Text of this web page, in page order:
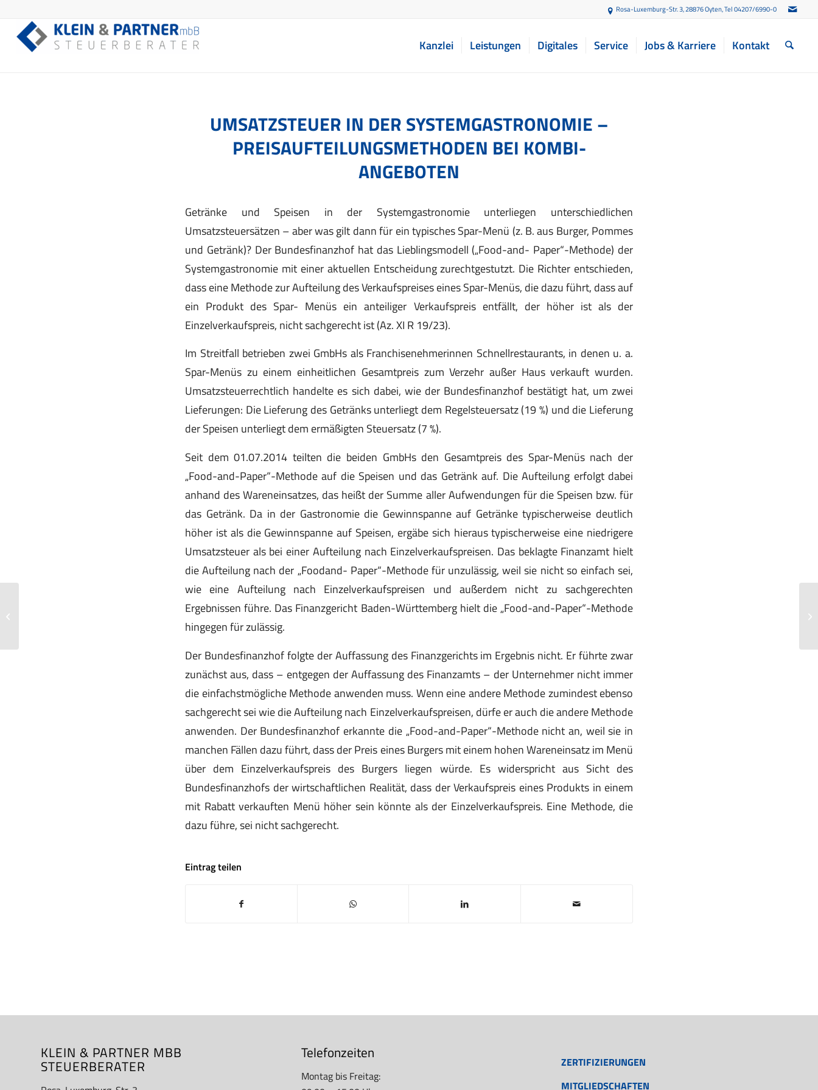
Rosa-Luxemburg-Str. 3, 28876 Oyten, Tel 04207/6990-0
Kanzlei Leistungen Digitales Service Jobs & Karriere Kontakt
UMSATZSTEUER IN DER SYSTEMGASTRONOMIE –
PREISAUFTEILUNGSMETHODEN BEI KOMBI-
ANGEBOTEN
Getränke und Speisen in der Systemgastronomie unterliegen unterschiedlichen
Umsatzsteuersätzen – aber was gilt dann für ein typisches Spar-Menü (z. B. aus Burger, Pommes
und Getränk)? Der Bundesfinanzhof hat das Lieblingsmodell („Food-and- Paper“-Methode) der
Systemgastronomie mit einer aktuellen Entscheidung zurechtgestutzt. Die Richter entschieden,
dass eine Methode zur Aufteilung des Verkaufspreises eines Spar-Menüs, die dazu führt, dass auf
ein Produkt des Spar- Menüs ein anteiliger Verkaufspreis entfällt, der höher ist als der
Einzelverkaufspreis, nicht sachgerecht ist (Az. XI R 19/23).
Im Streitfall betrieben zwei GmbHs als Franchisenehmerinnen Schnellrestaurants, in denen u. a.
Spar-Menüs zu einem einheitlichen Gesamtpreis zum Verzehr außer Haus verkauft wurden.
Umsatzsteuerrechtlich handelte es sich dabei, wie der Bundesfinanzhof bestätigt hat, um zwei
Lieferungen: Die Lieferung des Getränks unterliegt dem Regelsteuersatz (19 %) und die Lieferung
der Speisen unterliegt dem ermäßigten Steuersatz (7 %).
Seit dem 01.07.2014 teilten die beiden GmbHs den Gesamtpreis des Spar-Menüs nach der
„Food-and-Paper“-Methode auf die Speisen und das Getränk auf. Die Aufteilung erfolgt dabei
anhand des Wareneinsatzes, das heißt der Summe aller Aufwendungen für die Speisen bzw. für
das Getränk. Da in der Gastronomie die Gewinnspanne auf Getränke typischerweise deutlich
höher ist als die Gewinnspanne auf Speisen, ergäbe sich hieraus typischerweise eine niedrigere
Umsatzsteuer als bei einer Aufteilung nach Einzelverkaufspreisen. Das beklagte Finanzamt hielt
die Aufteilung nach der „Foodand- Paper“-Methode für unzulässig, weil sie nicht so einfach sei,
wie eine Aufteilung nach Einzelverkaufspreisen und außerdem nicht zu sachgerechten
Ergebnissen führe. Das Finanzgericht Baden-Württemberg hielt die „Food-and-Paper“-Methode
hingegen für zulässig.
Der Bundesfinanzhof folgte der Auffassung des Finanzgerichts im Ergebnis nicht. Er führte zwar
zunächst aus, dass – entgegen der Auffassung des Finanzamts – der Unternehmer nicht immer
die einfachstmögliche Methode anwenden muss. Wenn eine andere Methode zumindest ebenso
sachgerecht sei wie die Aufteilung nach Einzelverkaufspreisen, dürfe er auch die andere Methode
anwenden. Der Bundesfinanzhof erkannte die „Food-and-Paper“-Methode nicht an, weil sie in
manchen Fällen dazu führt, dass der Preis eines Burgers mit einem hohen Wareneinsatz im Menü
über dem Einzelverkaufspreis des Burgers liegen würde. Es widerspricht aus Sicht des
Bundesfinanzhofs der wirtschaftlichen Realität, dass der Verkaufspreis eines Produkts in einem
mit Rabatt verkauften Menü höher sein könnte als der Einzelverkaufspreis. Eine Methode, die
dazu führe, sei nicht sachgerecht.
Eintrag teilen
KLEIN & PARTNER MBB
STEUERBERATER
Telefonzeiten
Montag bis Freitag:
ZERTIFIZIERUNGEN
MITGLIEDSCHAFTEN